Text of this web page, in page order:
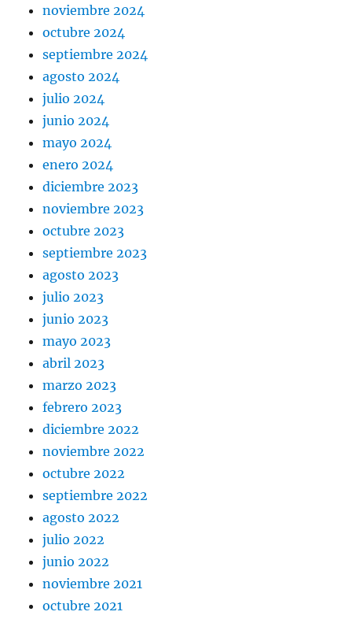
noviembre 2024
octubre 2024
septiembre 2024
agosto 2024
julio 2024
junio 2024
mayo 2024
enero 2024
diciembre 2023
noviembre 2023
octubre 2023
septiembre 2023
agosto 2023
julio 2023
junio 2023
mayo 2023
abril 2023
marzo 2023
febrero 2023
diciembre 2022
noviembre 2022
octubre 2022
septiembre 2022
agosto 2022
julio 2022
junio 2022
noviembre 2021
octubre 2021